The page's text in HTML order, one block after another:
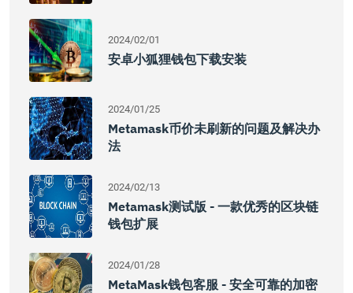
2024/02/01
安卓小狐狸钱包下载安装
2024/01/25
Metamask币价未刷新的问题及解决办
法
2024/02/13
Metamask测试版 - 一款优秀的区块链
钱包扩展
2024/01/28
MetaMask钱包客服 - 安全可靠的加密